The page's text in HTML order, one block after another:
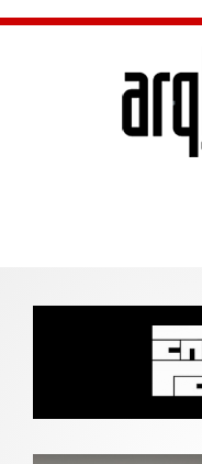
Skip to main content